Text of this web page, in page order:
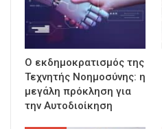
Ο εκδημοκρατισμός της
Τεχνητής Νοημοσύνης: η
μεγάλη πρόκληση για
την Αυτοδιοίκηση